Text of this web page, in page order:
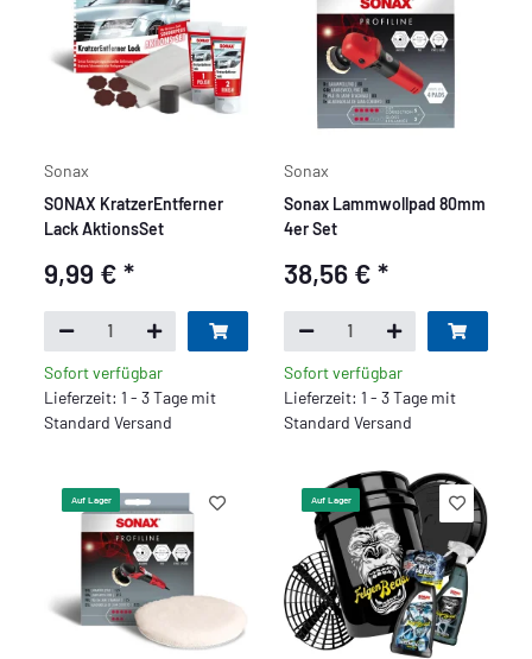
Sonax
SONAX KratzerEntferner
Lack AktionsSet
9,99 €*
Sofort verfügbar
Lieferzeit: 1 - 3 Tage mit
Standard Versand
Sonax
Sonax Lammwollpad 80mm
4er Set
38,56 € *
Sofort verfügbar
Lieferzeit: 1 - 3 Tage mit
Standard Versand
Auf Lager Auf Lager